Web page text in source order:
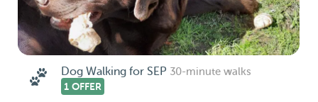
Dog Walking for SEP 30-minute walks
1 OFFER